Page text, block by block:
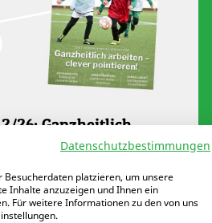
26: Ganzheitlich
clever pointieren
Kinderfußball-
und dennoch
sogenannte
Datenschutzbestimmungen
platzieren, um unsere
Inhalte anzuzeigen und Ihnen ein
Für weitere Informationen zu den von uns